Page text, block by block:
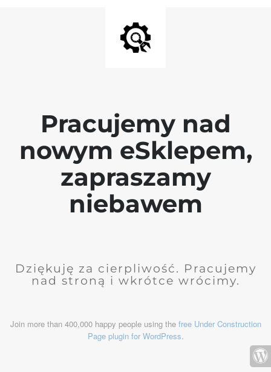
Pracujemy nad
nowym eSklepem,
zapraszamy
niebawem
Dziękuję za cierpliwość. Pracujemy
nad stroną i wkrótce wrócimy.
Join more than 400,000 happy people using the free Under Construction
Page plugin for WordPress.